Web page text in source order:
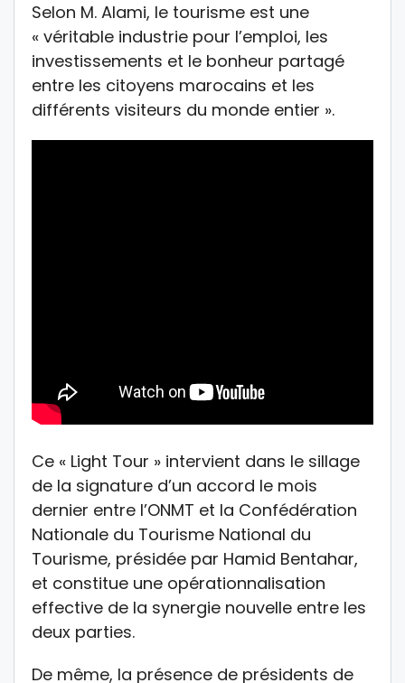
Selon M. Alami, le tourisme est une
« véritable industrie pour l’emploi, les
investissements et le bonheur partagé
entre les citoyens marocains et les
différents visiteurs du monde entier ».
Ce « Light Tour » intervient dans le sillage
de la signature d’un accord le mois
dernier entre l’ONMT et la Confédération
Nationale du Tourisme National du
Tourisme, présidée par Hamid Bentahar,
et constitue une opérationnalisation
effective de la synergie nouvelle entre les
deux parties.
De même, la présence de présidents de